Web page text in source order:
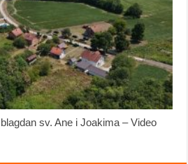
sv. Ane i Joakima – Video